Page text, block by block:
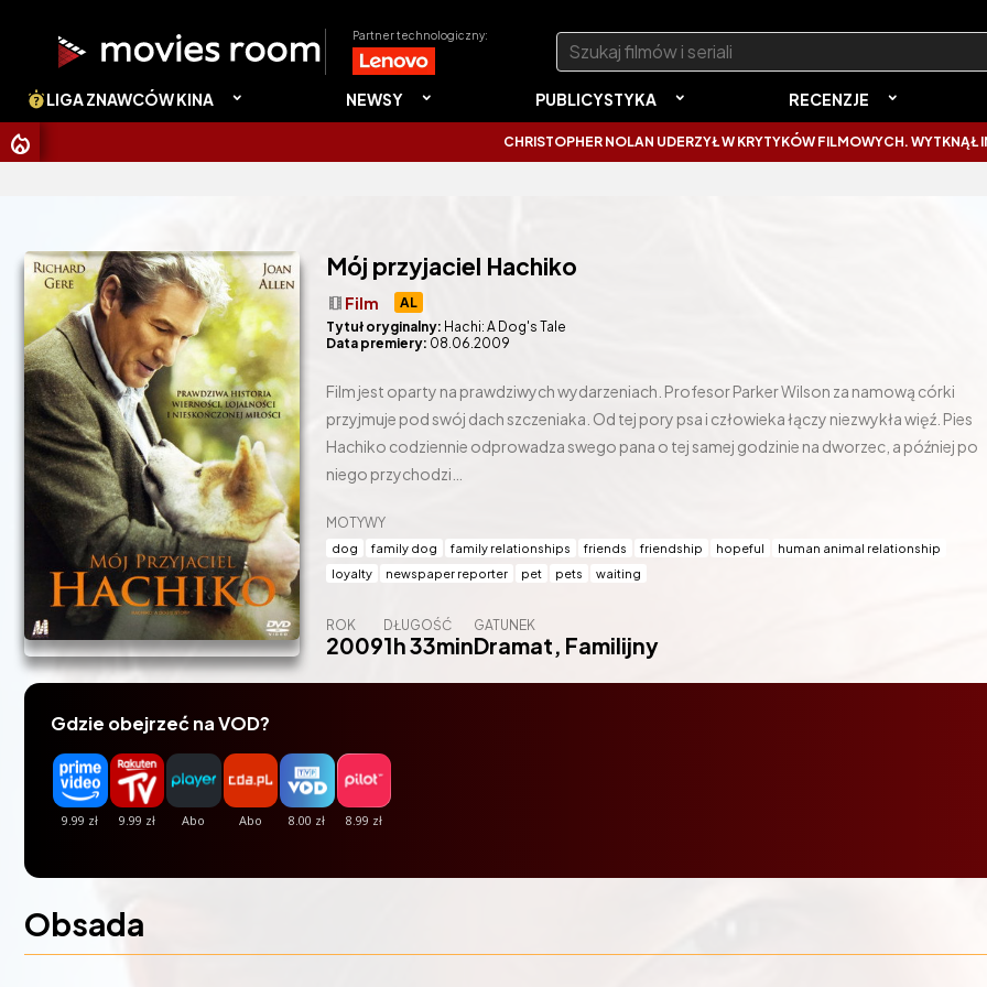
Partner technologiczny: Szukaj:
LIGA ZNAWCÓW KINA NEWSY PUBLICYSTYKA RECENZJE
CHRISTOPHER NOLAN UDERZYŁ W KRYTYKÓW FILMOWYCH. WYTKNĄŁ IM
Mój przyjaciel Hachiko
AL
theaters Film
Tytuł oryginalny: Hachi: A Dog's Tale
Data premiery: 08.06.2009
Film jest oparty na prawdziwych wydarzeniach. Profesor Parker Wilson za namową córki
przyjmuje pod swój dach szczeniaka. Od tej pory psa i człowieka łączy niezwykła więź. Pies
Hachiko codziennie odprowadza swego pana o tej samej godzinie na dworzec, a później po
niego przychodzi…
MOTYWY
dog family dog family relationships friends friendship hopeful
human animal relationship
loyalty
newspaper reporter pet pets waiting
ROK
2009
DŁUGOŚĆ
1h 33min
GATUNEK
Dramat, Familijny
Gdzie obejrzeć na VOD?
Obsada